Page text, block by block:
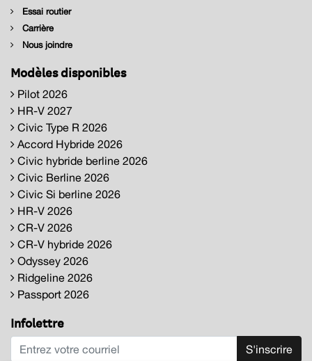
Essai routier
Carrière
Nous joindre
Modèles disponibles
Pilot 2026
HR-V 2027
Civic Type R 2026
Accord Hybride 2026
Civic hybride berline 2026
Civic Berline 2026
Civic Si berline 2026
HR-V 2026
CR-V 2026
CR-V hybride 2026
Odyssey 2026
Ridgeline 2026
Passport 2026
Infolettre
S'inscrire